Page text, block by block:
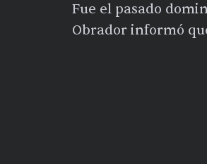
Fue el pasado
Obrador informó